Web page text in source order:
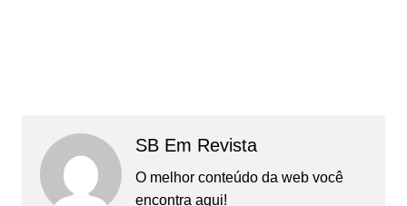
SB Em Revista
O melhor conteúdo da web você
encontra aqui!